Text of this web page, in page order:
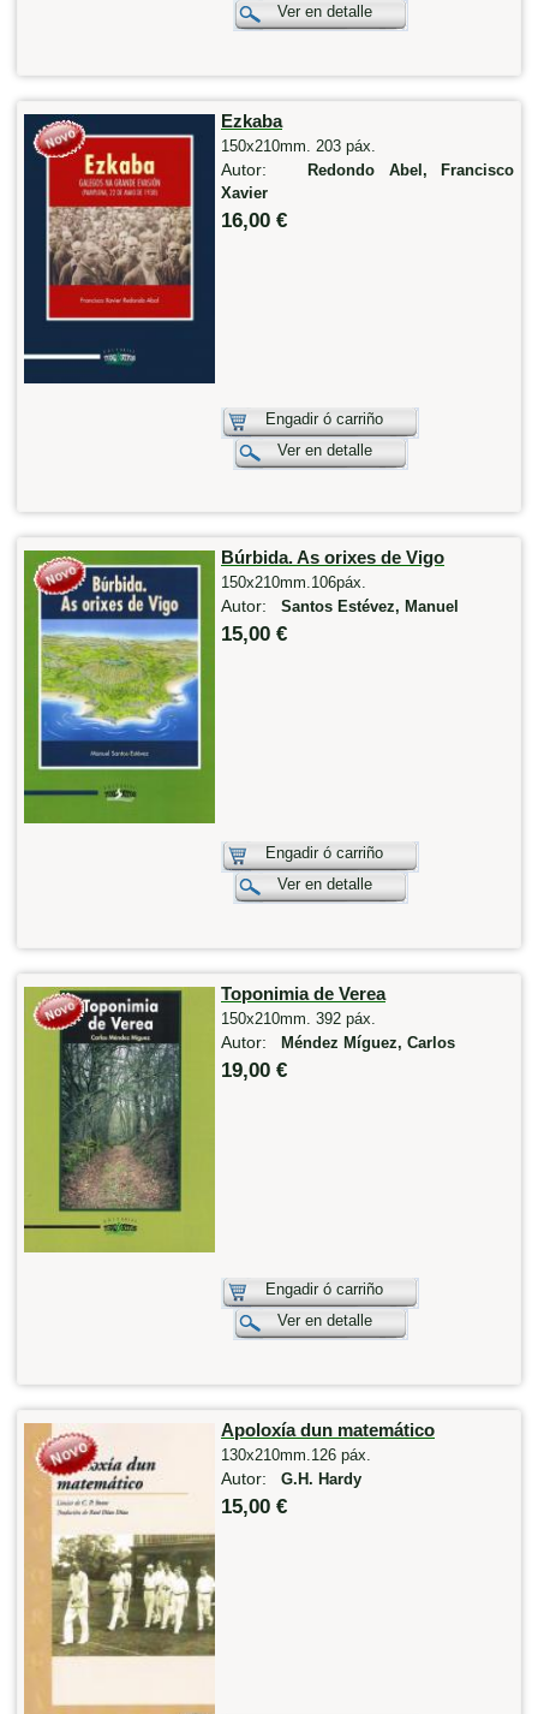
Ver en detalle
Ezkaba
150x210mm. 203 páx.
Autor:Redondo Abel, Francisco
Xavier
16,00 €
Engadir ó carriño
Ver en detalle
Búrbida. As orixes de Vigo
150x210mm.106páx.
Autor: Santos Estévez, Manuel
15,00 €
Engadir ó carriño
Ver en detalle
Toponimia de Verea
150x210mm. 392 páx.
Autor: Méndez Míguez, Carlos
19,00 €
Engadir ó carriño
Ver en detalle
Apoloxía dun matemático
130x210mm.126 páx.
Autor: G.H. Hardy
15,00 €